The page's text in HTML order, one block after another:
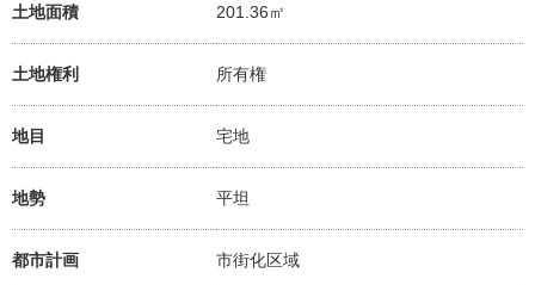
土地面積 201.36㎡
土地権利 所有権
地目 宅地
地勢 平坦
都市計画 市街化区域